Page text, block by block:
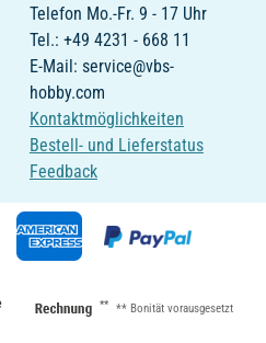
Telefon Mo.-Fr. 9 - 17 Uhr
Tel.: +49 4231 - 668 11
E-Mail: service@vbs-
hobby.com
Kontaktmöglichkeiten
Bestell- und Lieferstatus
Feedback
** ** Bonität vorausgesetzt